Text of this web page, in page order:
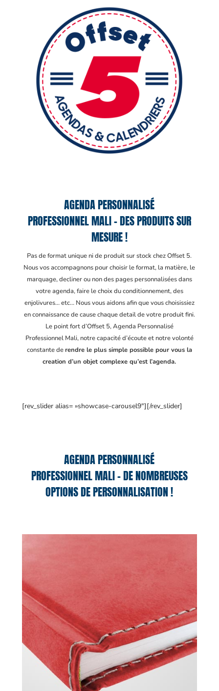
AGENDA PERSONNALISÉ
PROFESSIONNEL MALI – DES PRODUITS SUR
MESURE !
Pas de format unique ni de produit sur stock chez Offset 5.
Nous vos accompagnons pour choisir le format, la matière, le
marquage, decliner ou non des pages personnalisées dans
votre agenda, faire le choix du conditionnement, des
enjolivures… etc… Nous vous aidons afin que vous choisissiez
en connaissance de cause chaque detail de votre produit fini.
Le point fort d’Offset 5, Agenda Personnalisé
Professionnel Mali, notre capacité d’écoute et notre volonté
constante derendre le plus simple possible pour vous la
creation d’un objet complexe qu’est l’agenda.
[rev_slider alias= »showcase-carousel9″][/rev_slider]
AGENDA PERSONNALISÉ
PROFESSIONNEL MALI – DE NOMBREUSES
OPTIONS DE PERSONNALISATION !